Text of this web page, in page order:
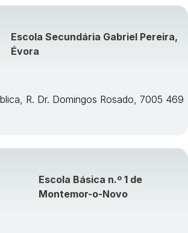
Escola Secundária Gabriel Pereira,
Évora
R. Dr. Domingos Rosado, 7005 469
Escola Básica n.º 1 de
Montemor-o-Novo